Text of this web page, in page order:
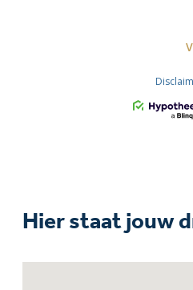
Hier staat jouw